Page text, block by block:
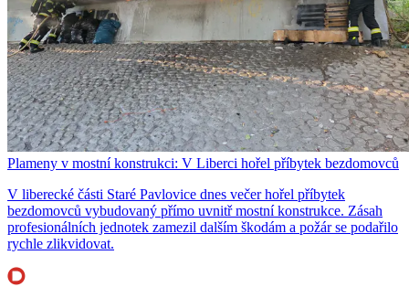
Plameny v mostní konstrukci: V Liberci hořel příbytek bezdomovců
V liberecké části Staré Pavlovice dnes večer hořel příbytek
bezdomovců vybudovaný přímo uvnitř mostní konstrukce. Zásah
profesionálních jednotek zamezil dalším škodám a požár se podařilo
rychle zlikvidovat.